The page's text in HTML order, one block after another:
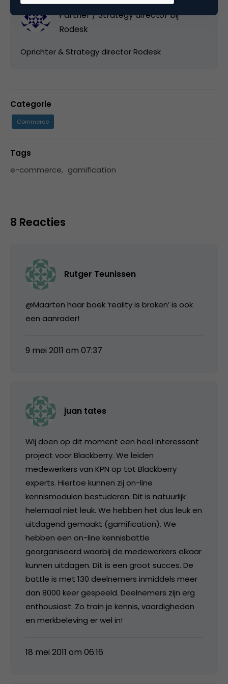
Partner / Strategy director bij
Rodesk
Oprichter & Strategy director Rodesk
Categorie
Commerce
Tags
e-commerce, gamification
8 Reacties
Rutger Teunissen
@Maarten haar boek ‘reality is broken’ is ook
een aanrader!
9 mei 2011 om 07:37
juan tates
Wij doen op dit moment een heel interessant
project voor Blackberry. We leiden
medewerkers van KPN op tot Blackberry
experts. Hiertoe kunnen zij on-line
kennismodulen bestuderen. Dit is natuurlijk
helemaal niet leuk. We hebben het dus leuk en
uitdagend gemaakt (gamification). We
hebben een on-line kennisbattle
georganiseerd waarbij de medewerkers elkaar
kunnen uitdagen. Dit is een groot succes. De
battle is met 130 deelnemers inmiddels meer
dan 8000 keer gespeeld. Deelnemers zijn erg
enthousiast. Zo train je kennis, vaardigheden
en merkbeleving er wel in!
18 mei 2011 om 06:16